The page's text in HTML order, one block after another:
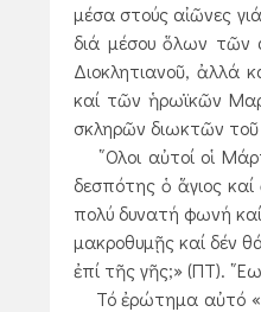
μέσα στούς αἰῶνες
διά μέσου ὅλων τῶν
Διοκλητιανοῦ, ἀλλά
καί τῶν ἡρωϊκῶν
σκληρῶν διωκτῶν τοῦ
῞Ολοι αὐτοί οἱ
δεσπότης ὁ ἅγιος
πολύ δυνατή φωνή καί
μακροθυμῇς καί δέν
ἐπί τῆς γῆς;» (ΠΤ).
Τό ἐρώτημα αὐτό